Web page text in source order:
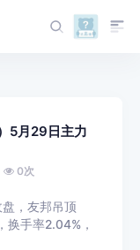
5月29日主力
0次
，友邦吊顶
手率2.04%，